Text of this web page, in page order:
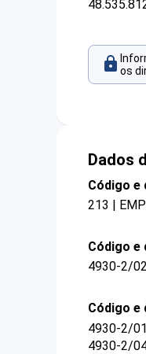
os
Dados
Código e
213 |
Código e
4930-2/
Código e
4930-2/
4930-2/